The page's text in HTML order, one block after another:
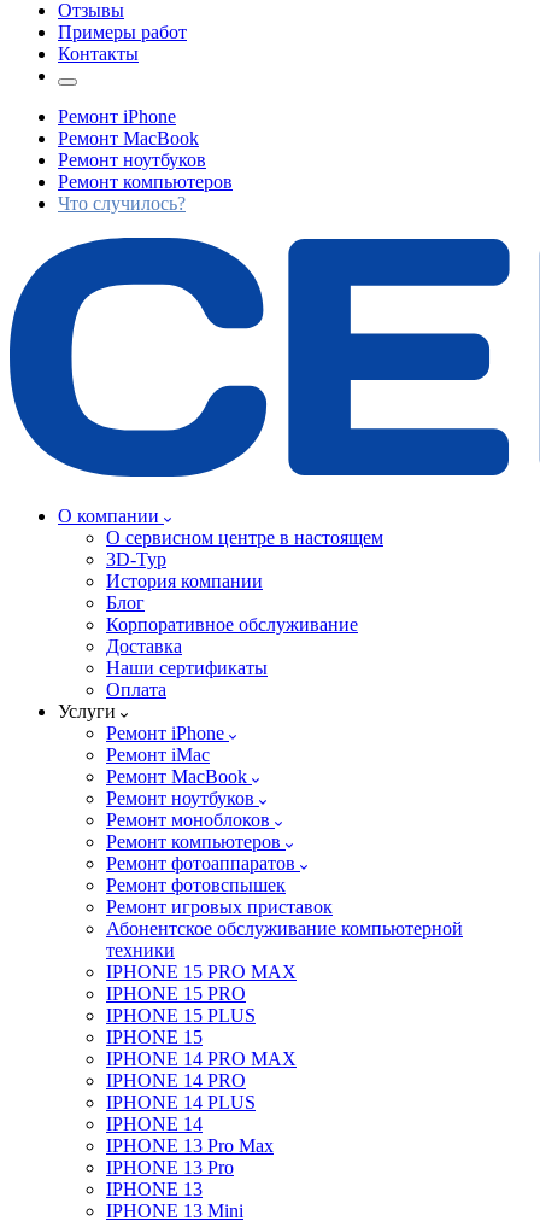
Отзывы
Примеры работ
Контакты
Ремонт iPhone
Ремонт MacBook
Ремонт ноутбуков
Ремонт компьютеров
Что случилось?
О компании
О сервисном центре в настоящем
3D-Тур
История компании
Блог
Корпоративное обслуживание
Доставка
Наши сертификаты
Оплата
Услуги
Ремонт iPhone
Ремонт iMac
Ремонт MacBook
Ремонт ноутбуков
Ремонт моноблоков
Ремонт компьютеров
Ремонт фотоаппаратов
Ремонт фотовспышек
Ремонт игровых приставок
Абонентское обслуживание компьютерной
техники
IPHONE 15 PRO MAX
IPHONE 15 PRO
IPHONE 15 PLUS
IPHONE 15
IPHONE 14 PRO MAX
IPHONE 14 PRO
IPHONE 14 PLUS
IPHONE 14
IPHONE 13 Pro Max
IPHONE 13 Pro
IPHONE 13
IPHONE 13 Mini